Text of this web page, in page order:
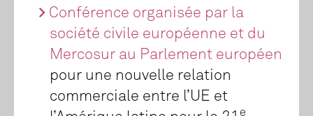
Conférence organisée par la
société civile européenne et du
Mercosur au Parlement européen
pour une nouvelle relation
commerciale entre l’UE et
e